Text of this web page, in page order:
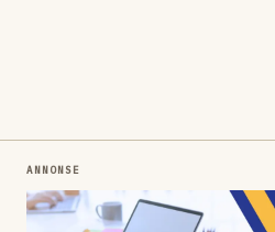
ANNONSE